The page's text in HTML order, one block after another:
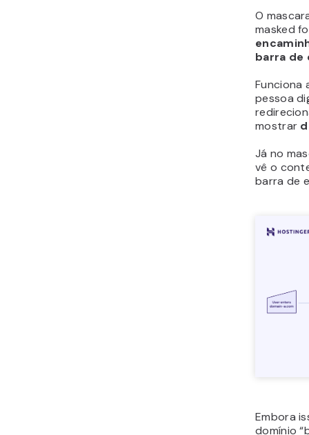
O
masked
barra de
Funciona
pessoa
mostrar
Já no
vê o
barra de
Embora
domínio